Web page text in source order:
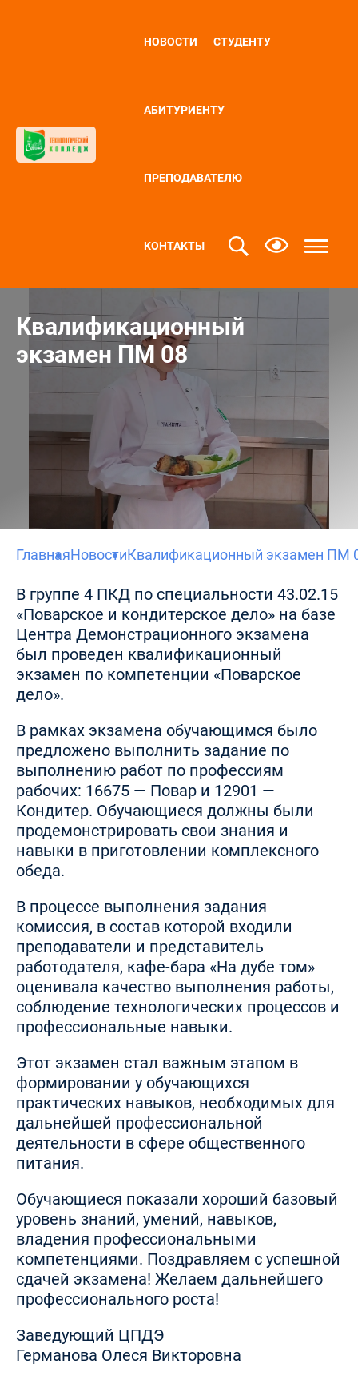
НОВОСТИ СТУДЕНТУ
АБИТУРИЕНТУ
ПРЕПОДАВАТЕЛЮ
КОНТАКТЫ
Квалификационный
экзамен ПМ 08
ГлавнаяНовостиКвалификационный экзамен ПМ
В группе 4 ПКД по специальности 43.02.15
«Поварское и кондитерское дело» на базе
Центра Демонстрационного экзамена
был проведен квалификационный
экзамен по компетенции «Поварское
дело».
В рамках экзамена обучающимся было
предложено выполнить задание по
выполнению работ по профессиям
рабочих: 16675 — Повар и 12901 —
Кондитер. Обучающиеся должны были
продемонстрировать свои знания и
навыки в приготовлении комплексного
обеда.
В процессе выполнения задания
комиссия, в состав которой входили
преподаватели и представитель
работодателя, кафе-бара «На дубе том»
оценивала качество выполнения работы,
соблюдение технологических процессов и
профессиональные навыки.
Этот экзамен стал важным этапом в
формировании у обучающихся
практических навыков, необходимых для
дальнейшей профессиональной
деятельности в сфере общественного
питания.
Обучающиеся показали хороший базовый
уровень знаний, умений, навыков,
владения профессиональными
компетенциями. Поздравляем с успешной
сдачей экзамена! Желаем дальнейшего
профессионального роста!
Заведующий ЦПДЭ
Германова Олеся Викторовна